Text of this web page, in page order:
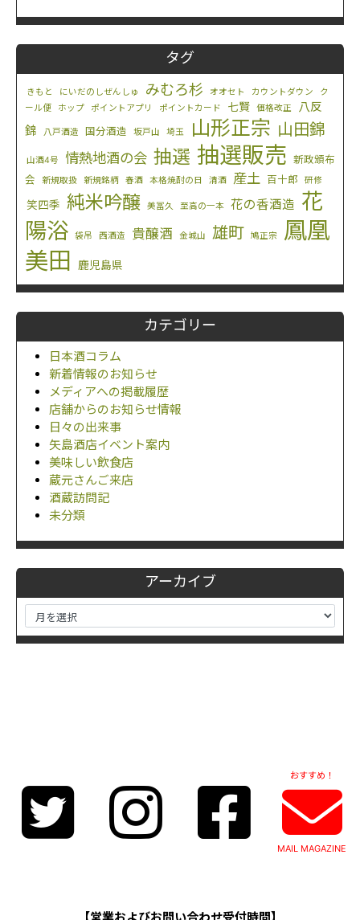
タグ
きもと にいだのしぜんしゅ みむろ杉 オオセト カウントダウン
ク
ール便
ホップ ポイントアプリ ポイントカード 七賢 価格改正
八反
錦
八戸酒造 国分酒造 坂戸山 埼玉 山形正宗 山田錦
山酒4号 情熱地酒の会 抽選 抽選販売 新政頒布
会
新規取扱 新規銘柄 春酒 本格焼酎の日 清酒 産土 百十郎 研修
笑四季 純米吟醸 美冨久 至高の一本 花の香酒造 花
陽浴
袋吊 西酒造 貴醸酒 金城山 雄町 鳩正宗
鳳凰
美田
鹿児島県
カテゴリー
日本酒コラム
新着情報のお知らせ
メディアへの掲載履歴
店舗からのお知らせ情報
日々の出来事
矢島酒店イベント案内
美味しい飲食店
蔵元さんご来店
酒蔵訪問記
未分類
アーカイブ
おすすめ！
MAIL MAGAZINE